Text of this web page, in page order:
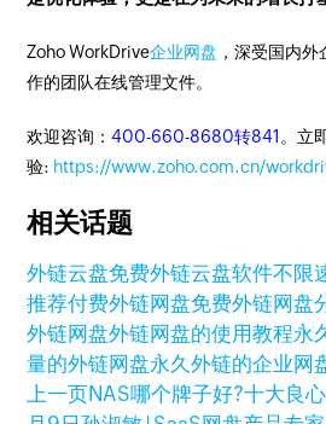
Zoho WorkDrive企业网盘 ，深受国内
作的团队在线管理文件。
欢迎咨询：400-660-8680转841 。立
验: https://www.zoho.com.cn/
相关话题
外链云盘免费外链云盘软件不限
推荐付费外链网盘免费外链网盘
外链网盘外链网盘的使用教程永
量的外链网盘永久外链的企业网
上一页NAS哪个牌子好?十大良